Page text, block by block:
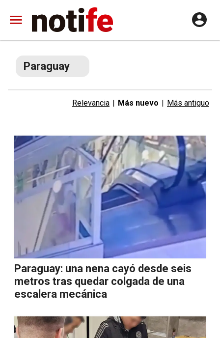
Paraguay
Relevancia | Más nuevo | Más antiguo
Paraguay: una nena cayó desde seis
metros tras quedar colgada de una
escalera mecánica